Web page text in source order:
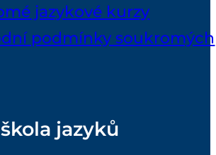
jazykové kurzy
podmínky soukromých
jazyků